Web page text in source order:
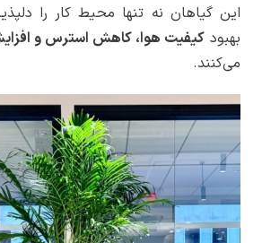
این گیاهان نه تنها محیط کار را
بهبود کیفیت هوا، کاهش استرس و
می‌کنند.